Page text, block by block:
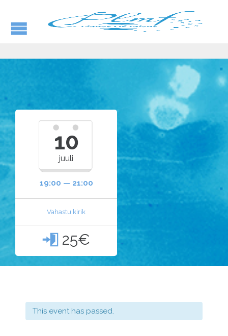
10
juuli
19:00 — 21:00
Vahastu kirik
 25€
This event has passed.